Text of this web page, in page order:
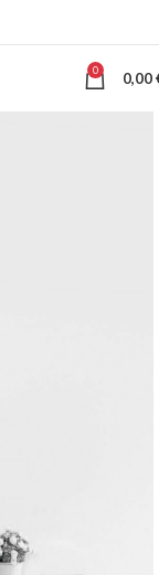
0 0,00